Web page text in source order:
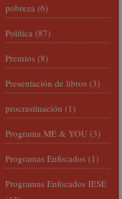
pobreza (6)
Política (87)
Premios (8)
Presentación de libros (3)
procrastinación (1)
Programa ME & YOU (3)
Programas Enfocados (1)
Programas Enfocados IESE